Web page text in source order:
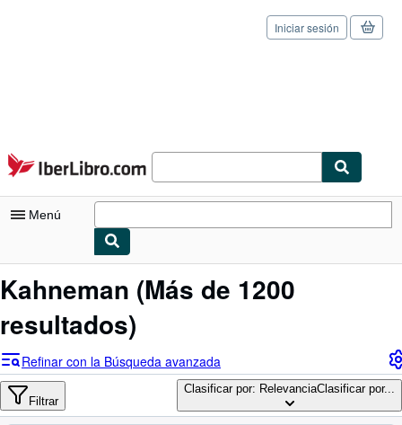
Pasar al contenido principal
IberLibro.com
Iniciar sesión
Menú
Mi cuenta
Consultar mis pedidos
Búsqueda avanzada
Colecciones
Kahneman (Más de 1200
resultados)
Refinar con la Búsqueda avanzada
Filtrar
Clasificar por: RelevanciaClasificar por...